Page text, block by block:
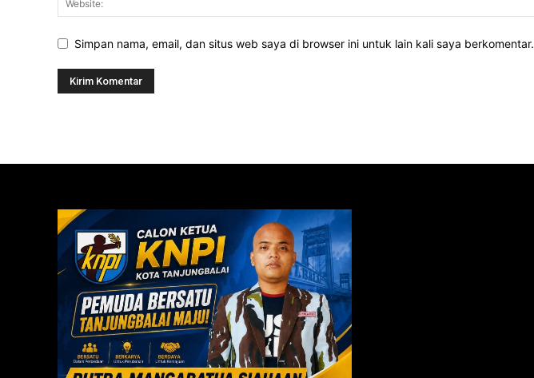
Simpan nama, email, dan situs web saya di browser ini untuk lain kali saya berkomentar.